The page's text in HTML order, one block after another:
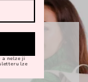
a nelze ji
lze